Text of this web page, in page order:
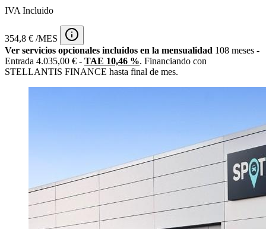
IVA Incluido
354,8 € /MES
Ver servicios opcionales incluidos en la mensualidad 108 meses -
Entrada 4.035,00 € - TAE 10,46 %. Financiando con
STELLANTIS FINANCE hasta final de mes.